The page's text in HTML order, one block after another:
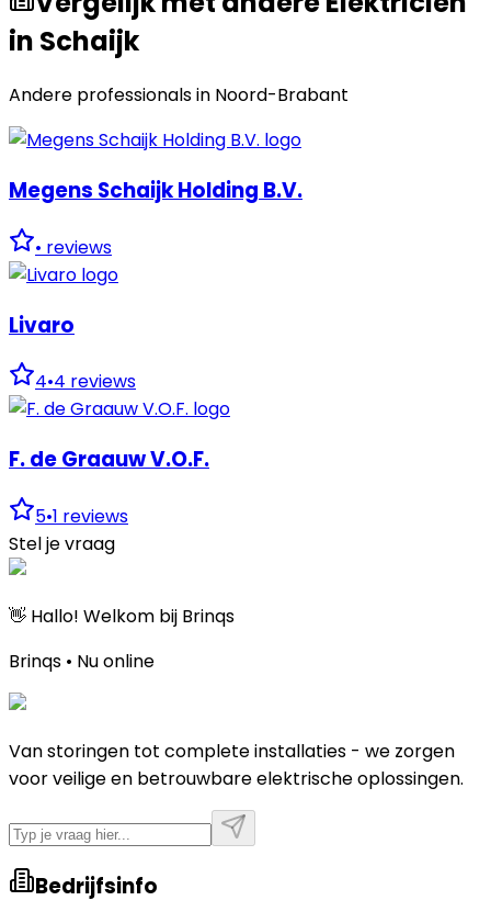
in Schaijk
Andere professionals in Noord-Brabant
Megens Schaijk Holding B.V.
• reviews
Livaro
4•4 reviews
F. de Graauw V.O.F.
5•1 reviews
Stel je vraag
👋 Hallo! Welkom bij Brinqs
Brinqs • Nu online
Van storingen tot complete installaties - we zorgen
voor veilige en betrouwbare elektrische oplossingen.
Bedrijfsinfo